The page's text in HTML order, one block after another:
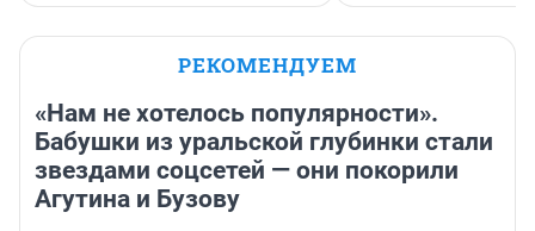
РЕКОМЕНДУЕМ
«Нам не хотелось популярности».
Бабушки из уральской глубинки стали
звездами соцсетей — они покорили
Агутина и Бузову